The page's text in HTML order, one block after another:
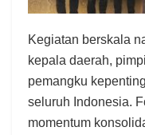
Kegiatan berskala
kepala daerah,
pemangku
seluruh Indonesia.
momentum